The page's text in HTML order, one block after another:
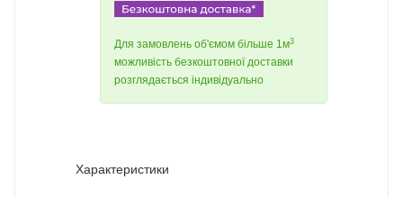
Для замовлень об'ємом більше 1м3
можливість безкоштовної доставки
розглядається індивідуально
Характеристики